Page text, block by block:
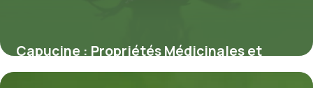
Capucine : Propriétés Médicinales et
Bienfaits